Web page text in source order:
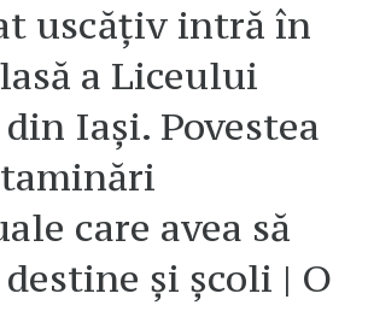
uscățiv intră în
a Liceului
Iași. Povestea
care avea să
și școli | O